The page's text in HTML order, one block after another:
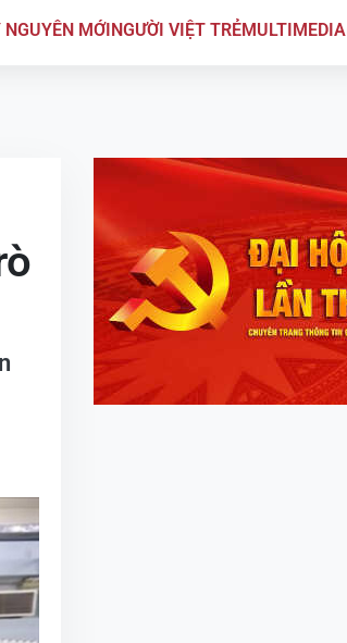
MỚINGƯỜI VIỆT TRẺMULTIMEDIA